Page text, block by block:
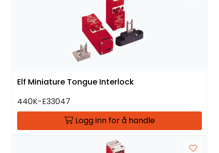
Elf Miniature Tongue Interlock
440K-E33047
Logg inn for å handle